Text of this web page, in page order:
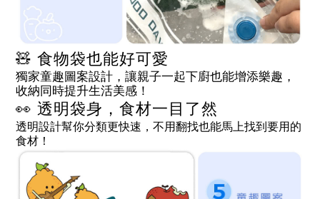
🧸 食物袋也能好可愛
獨家童趣圖案設計，讓親子一起下廚也能增添樂趣，
收納同時提升生活美感！
👀 透明袋身，食材一目了然
透明設計幫你分類更快速，不用翻找也能馬上找到要用的
食材！